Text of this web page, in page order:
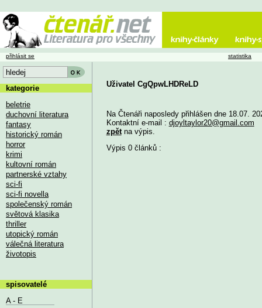
Uživatel CgQpwLHDReLD
Na Čtenáři naposledy přihlášen dne 18.07.
Kontaktní e-mail : djoyltaylor20@gmail.com
zpětna výpis.
Výpis 0 článků :
přihlásit se statistika
kategorie
beletrie
duchovní literatura
fantasy
historický román
horror
krimi
kultovní román
partnerské vztahy
sci-fi
sci-fi novella
společenský román
světová klasika
thriller
utopický román
válečná literatura
životopis
spisovatelé
A - E